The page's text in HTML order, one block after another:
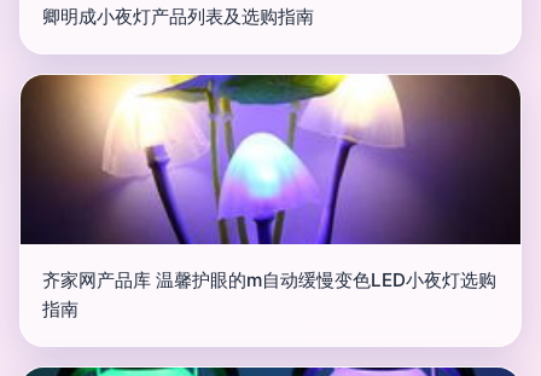
卿明成小夜灯产品列表及选购指南
齐家网产品库 温馨护眼的m自动缓慢变色LED小夜灯选购
指南